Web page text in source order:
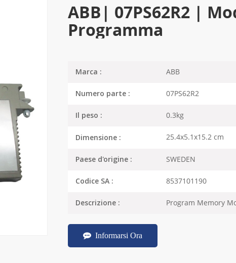
ABB| 07PS62R2 |
Programma
Marca : ABB
Numero parte : 07PS62R2
Il peso : 0.3kg
Dimensione : 25.4x5.1x15.2 cm
Paese d'origine : SWEDEN
Codice SA : 8537101190
Descrizione : Program Memory
Informarsi Ora